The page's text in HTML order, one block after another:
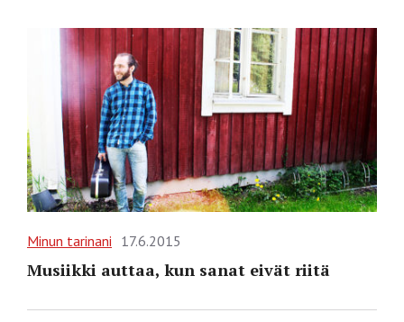
Minun tarinani 17.6.2015
Musiikki auttaa, kun sanat eivät riitä